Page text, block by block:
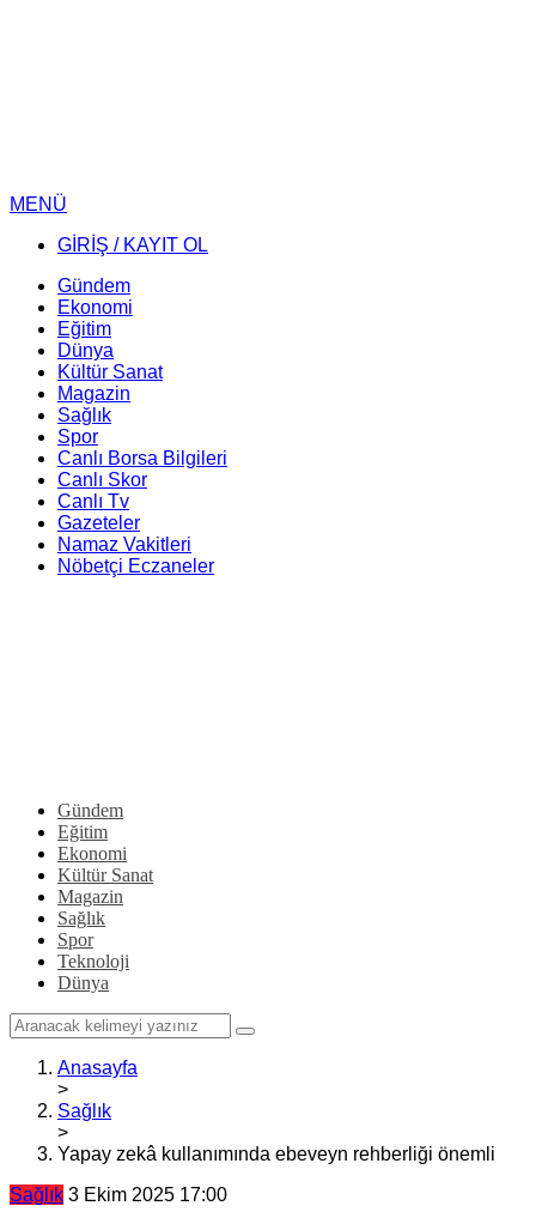
MENÜ
GİRİŞ / KAYIT OL
Gündem
Ekonomi
Eğitim
Dünya
Kültür Sanat
Magazin
Sağlık
Spor
Canlı Borsa Bilgileri
Canlı Skor
Canlı Tv
Gazeteler
Namaz Vakitleri
Nöbetçi Eczaneler
Gündem
Eğitim
Ekonomi
Kültür Sanat
Magazin
Sağlık
Spor
Teknoloji
Dünya
Anasayfa
>
Sağlık
>
Yapay zekâ kullanımında ebeveyn rehberliği önemli
Sağlık 3 Ekim 2025 17:00